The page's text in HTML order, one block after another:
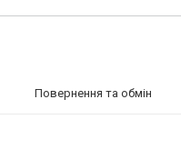
Повернення та обмін